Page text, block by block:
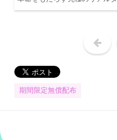
期間限定無償配布